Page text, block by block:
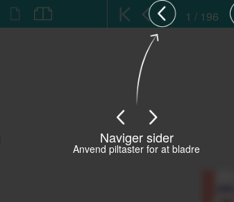
Naviger sider
Anvend piltaster for at bladre
1 / 196